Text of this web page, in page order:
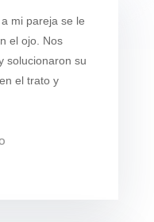
mi pareja se le
el ojo. Nos
solucionaron su
el trato y